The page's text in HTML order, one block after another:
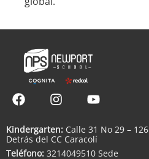
Kindergarten: Calle 31 No 29 – 126
Detrás del CC Caracolí
Teléfono: 3214049510 Sede